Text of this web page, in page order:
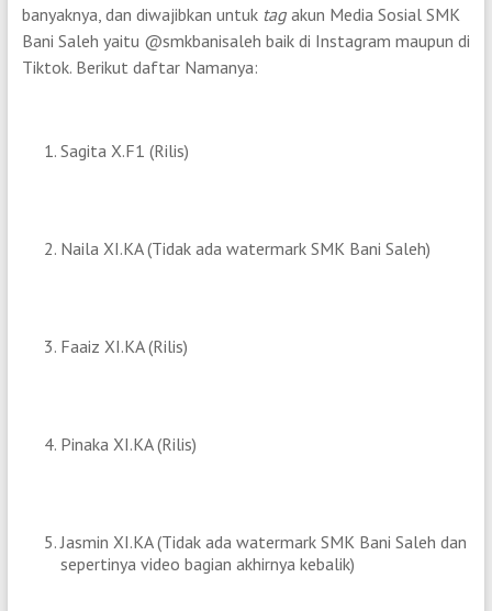
banyaknya, dan diwajibkan untuk tagakun Media Sosial SMK
Bani Saleh yaitu @smkbanisaleh baik di Instagram maupun di
Tiktok. Berikut daftar Namanya:
Sagita X.F1 (Rilis)
Naila XI.KA (Tidak ada watermark SMK Bani Saleh)
Faaiz XI.KA (Rilis)
Pinaka XI.KA (Rilis)
Jasmin XI.KA (Tidak ada watermark SMK Bani Saleh dan
sepertinya video bagian akhirnya kebalik)